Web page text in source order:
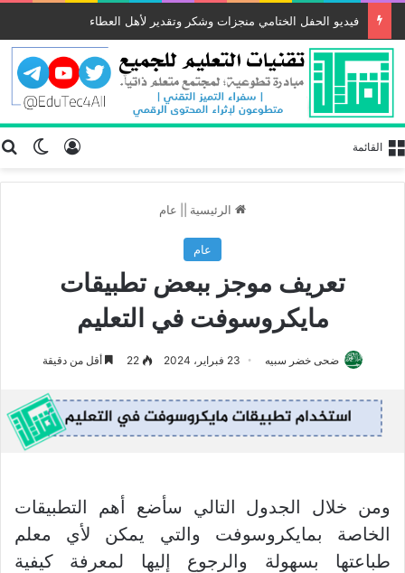
فيديو الحفل الختامي منجزات وشكر وتقدير لأهل العطاء
تسجيل القائمة
الرئيسية عام
عام
تعريف موجز ببعض تطبيقات
مايكروسوفت في التعليم
ضحى خضر سبيه 23 فبراير، 2024 22 أقل من دقيقة
ومن خلال الجدول التالي سأضع أهم التطبيقات
الخاصة بمايكروسوفت والتي يمكن لأي معلم
طباعتها بسهولة والرجوع إليها لمعرفة كيفية